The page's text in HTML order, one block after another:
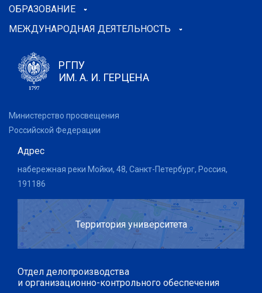
ОБРАЗОВАНИЕ
МЕЖДУНАРОДНАЯ ДЕЯТЕЛЬНОСТЬ
РГПУ
ИМ. А. И. ГЕРЦЕНА
Министерство просвещения
Российской Федерации
Адрес
набережная реки Мойки, 48, Санкт-Петербург, Россия,
191186
Территория университета
Отдел делопроизводства
и организационно-контрольного обеспечения